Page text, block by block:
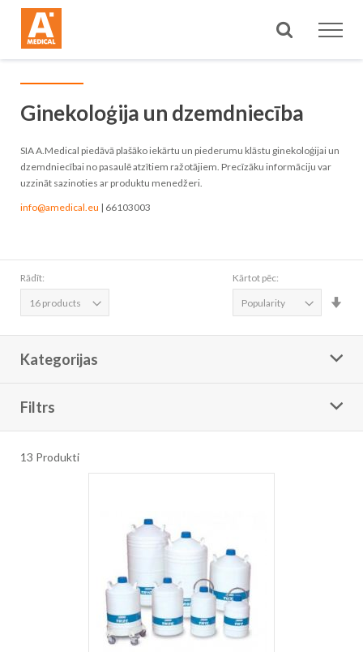
Meklēt
Ginekoloģija un dzemdniecība
SIA A.Medical piedāvā plašāko iekārtu un piederumu klāstu ginekoloģijai un
dzemdniecībai no pasaulē atzītiem ražotājiem. Precīzāku informāciju var
uzzināt sazinoties ar produktu menedžeri.
info@amedical.eu | 66103003
Rādīt: Kārtot pēc:
Kategorijas
Filtrs
13 Produkti